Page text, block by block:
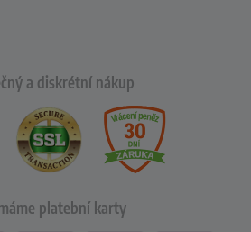
a diskrétní nákup
platební karty